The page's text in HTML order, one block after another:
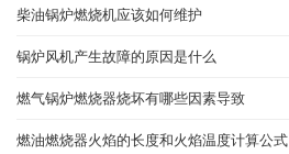
柴油锅炉燃烧机应该如何维护
锅炉风机产生故障的原因是什么
燃气锅炉燃烧器烧坏有哪些因素导致
燃油燃烧器火焰的长度和火焰温度计算公式